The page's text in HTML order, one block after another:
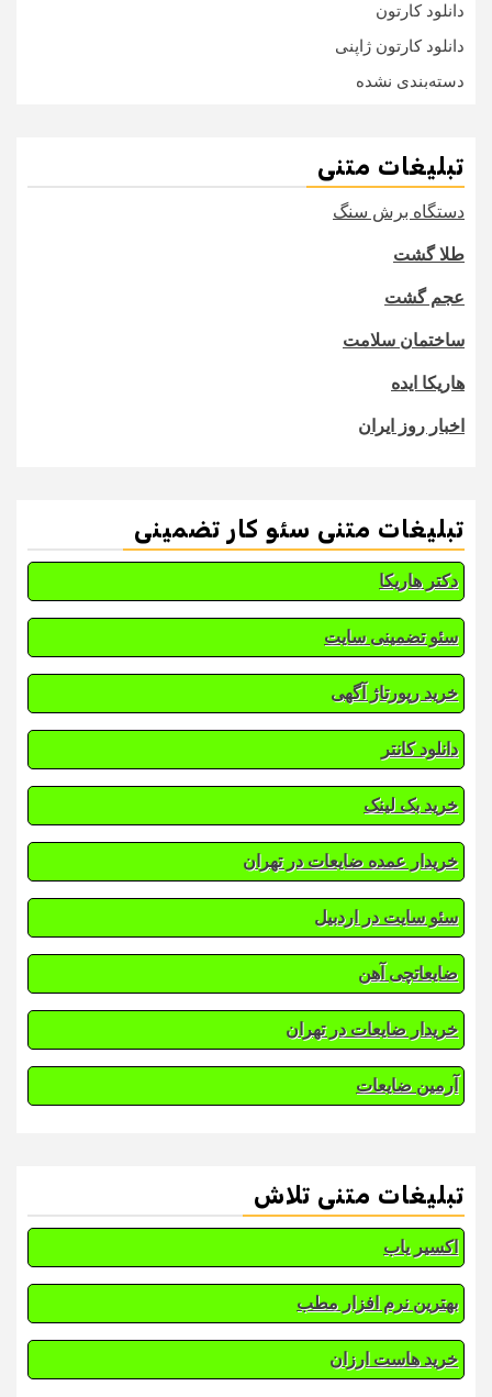
دانلود کارتون
دانلود کارتون ژاپنی
دسته‌بندی نشده
تبلیغات متنی
دستگاه برش سنگ
طلا گشت
عجم گشت
ساختمان سلامت
هاریکا ایده
اخبار روز ایران
تبلیغات متنی سئو کار تضمینی
دکتر هاریکا
سئو تضمینی سایت
خرید رپورتاژ آگهی
دانلود کانتر
خرید بک لینک
خریدار عمده ضایعات در تهران
سئو سایت در اردبیل
ضایعاتچی آهن
خریدار ضایعات در تهران
آرمین ضایعات
تبلیغات متنی تلاش
اکسیر یاب
بهترین نرم افزار مطب
خرید هاست ارزان